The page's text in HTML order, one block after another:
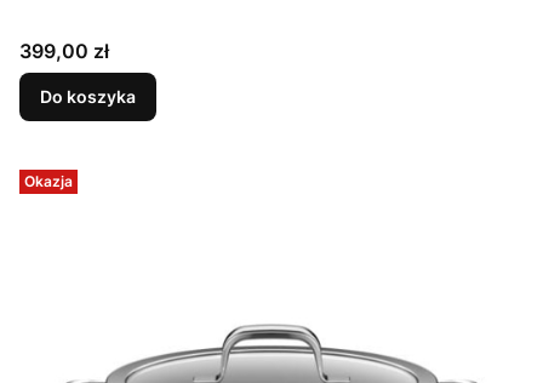
Cena
399,00 zł
Do koszyka
Okazja